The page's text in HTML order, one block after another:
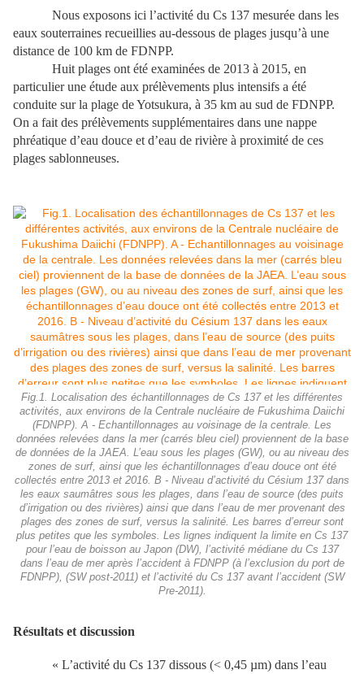
Nous exposons ici l’activité du Cs 137 mesurée dans les
eaux souterraines recueillies au-dessous de plages jusqu’à une
distance de 100 km de FDNPP.
Huit plages ont été examinées de 2013 à 2015, en
particulier une étude aux prélèvements plus intensifs a été
conduite sur la plage de Yotsukura, à 35 km au sud de FDNPP.
On a fait des prélèvements supplémentaires dans une nappe
phréatique d’eau douce et d’eau de rivière à proximité de ces
plages sablonneuses.
Fig.1. Localisation des échantillonnages de Cs 137 et les différentes
activités, aux environs de la Centrale nucléaire de Fukushima Daiichi
(FDNPP). A - Echantillonnages au voisinage de la centrale. Les
données relevées dans la mer (carrés bleu ciel) proviennent de la base
de données de la JAEA. L’eau sous les plages (GW), ou au niveau des
zones de surf, ainsi que les échantillonnages d’eau douce ont été
collectés entre 2013 et 2016. B - Niveau d’activité du Césium 137 dans
les eaux saumâtres sous les plages, dans l’eau de source (des puits
d’irrigation ou des rivières) ainsi que dans l’eau de mer provenant des
plages des zones de surf, versus la salinité. Les barres d’erreur sont
plus petites que les symboles. Les lignes indiquent la limite en Cs 137
pour l’eau de boisson au Japon (DW), l’activité médiane du Cs 137
dans l’eau de mer après l’accident à FDNPP (à l’exclusion du port de
FDNPP), (SW post-2011) et l’activité du Cs 137 avant l’accident (SW
Pre-2011).
Résultats et discussion
« L’activité du Cs 137 dissous (< 0,45 µm) dans l’eau